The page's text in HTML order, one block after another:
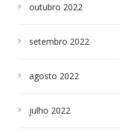
outubro 2022
setembro 2022
agosto 2022
julho 2022